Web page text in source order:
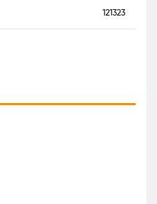
121323